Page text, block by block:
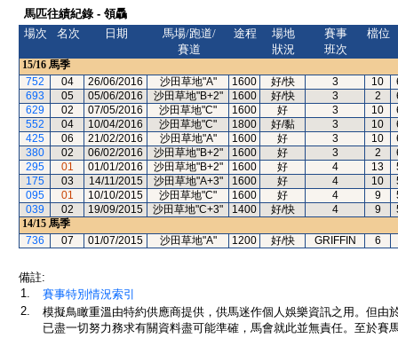
馬匹往績紀錄 - 領驫
場次
名次 日期
馬場/跑道/
賽道
途程
場地
狀況
賽事
班次
檔位
15/16 馬季
752
04 26/06/2016 沙田草地"A" 1600 好/快 3 10
693
05 05/06/2016 沙田草地"B+2" 1600 好/快 3 2
629
02 07/05/2016 沙田草地"C" 1600 好 3 10
552
04 10/04/2016 沙田草地"C" 1800 好/黏 3 10
425
06 21/02/2016 沙田草地"A" 1600 好 3 10
380
02 06/02/2016 沙田草地"B+2" 1600 好 3 2
295
01 01/01/2016 沙田草地"B+2" 1600 好 4 13
175
03 14/11/2015 沙田草地"A+3" 1600 好 4 10
095
01 10/10/2015 沙田草地"C" 1600 好 4 9
039
02 19/09/2015 沙田草地"C+3" 1400 好/快 4 9
14/15 馬季
736
07 01/07/2015 沙田草地"A" 1200 好/快 GRIFFIN 6
備註:
1.
賽事特別情況索引
2.
模擬鳥瞰重溫由特約供應商提供，供馬迷作個人娛樂資訊之用。但
已盡一切努力務求有關資料盡可能準確，馬會就此並無責任。至於賽